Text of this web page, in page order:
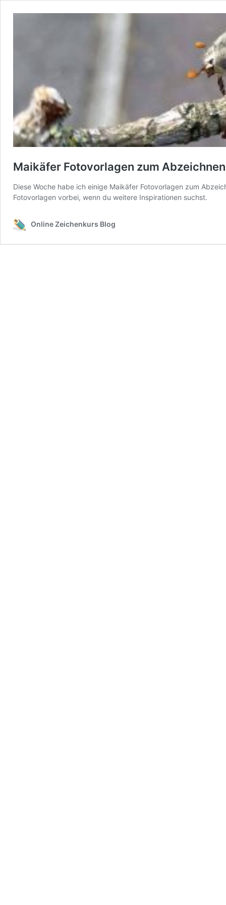
Maikäfer Fotovorlagen zum Abzeichnen
Diese Woche habe ich einige Maikäfer Fotovorlagen zum
Fotovorlagen vorbei, wenn du weitere Inspirationen suchst.
Online Zeichenkurs Blog